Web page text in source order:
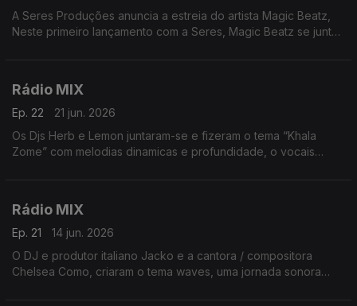
A Seres Produções anuncia a estreia do artista Magic Beatz,
Neste primeiro lançamento com a Seres, Magic Beatz se junta
Rádio MIX
Ep. 22
21 jun. 2026
Os Djs Herb e Lemon juntaram-se e fizeram o tema “Khala
Zome” com melodias dinamicas e profundidade, o vocais
Rádio MIX
Ep. 21
14 jun. 2026
O DJ e produtor italiano Jacko e a cantora / compositora
Chelsea Como, criaram o tema waves, uma jornada sonora